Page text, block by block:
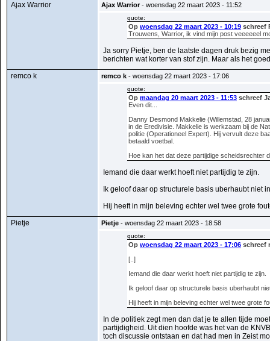
Ajax Warrior
Ajax Warrior- woensdag 22 maart 2023 - 11:52
quote:
Op woensdag 22 maart 2023 - 10:19 schreef
Trouwens, Warrior, ik vind mijn post veeeeeel
Ja sorry Pietje, ben de laatste dagen druk bezig
berichten wat korter van stof zijn. Maar als het
remco k
remco k - woensdag 22 maart 2023 - 17:06
quote:
Op maandag 20 maart 2023 - 11:53 schreef
Even dit...
Danny Desmond Makkelie (Willemstad, 28
in de Eredivisie. Makkelie is werkzaam bij de
politie (Operationeel Expert). Hij vervult deze
betaald voetbal.
Hoe kan het dat deze partijdige scheidsrechter
Iemand die daar werkt hoeft niet partijdig te zijn.
Ik geloof daar op structurele basis uberhaubt niet
Hij heeft in mijn beleving echter wel twee grote
Pietje
Pietje - woensdag 22 maart 2023 - 18:58
quote:
Op woensdag 22 maart 2023 - 17:06 schreef
[..]
Iemand die daar werkt hoeft niet partijdig te zijn.
Ik geloof daar op structurele basis uberhaubt
Hij heeft in mijn beleving echter wel twee grote
In de politiek zegt men dan dat je te allen tijde
partijdigheid. Uit dien hoofde was het van de
toch discussie ontstaan en dat had men in Zeist